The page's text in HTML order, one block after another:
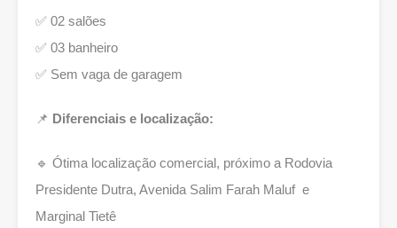
✅ 02 salões
✅ 03 banheiro
✅ Sem vaga de garagem
📌 Diferenciais e localização:
🔹 Ótima localização comercial, próximo a Rodovia
Presidente Dutra, Avenida Salim Farah Maluf e
Marginal Tietê